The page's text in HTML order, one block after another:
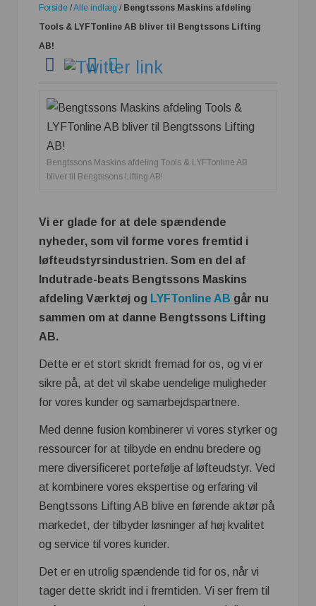
Forside /Alle indlæg / Bengtssons Maskins afdeling
Tools & LYFTonline AB bliver til Bengtssons Lifting
AB!
Bengtssons Maskins afdeling Tools & LYFTonline AB
bliver til Bengtssons Lifting AB!
Vi er glade for at dele spændende
nyheder, som vil forme vores fremtid i
løfteudstyrsindustrien. Som en del af
Indutrade-beats Bengtssons Maskins
afdeling Værktøj og LYFTonline AB går nu
sammen om at danne Bengtssons Lifting
AB.
Dette er et stort skridt fremad for os, og vi er
sikre på, at det vil skabe uendelige muligheder
for vores kunder og samarbejdspartnere.
Med denne fusion kombinerer vi vores styrker og
ressourcer for at tilbyde en endnu bredere og
mere diversificeret portefølje af løfteudstyr. Ved
at kombinere vores ekspertise og erfaring vil
Bengtssons Lifting AB blive en førende aktør på
markedet, der tilbyder løsninger af høj kvalitet
og service til vores kunder.
Det er en utrolig spændende tid for os, når vi
tager dette skridt ind i fremtiden. Vi ser frem til